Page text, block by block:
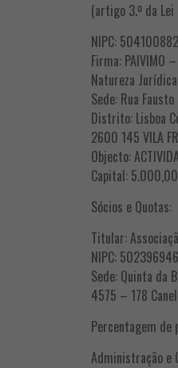
(artigo 3.º da
NIPC: 504100882
Firma: PAIVIMO –
Natureza Jurídica:
Sede: Rua
Distrito: Lisboa
2600 145 VILA
Objecto:
Capital:
Sócios e Quotas:
Titular:
NIPC: 502396946
Sede: Quinta da
4575 – 178
Percentagem de
Administração e